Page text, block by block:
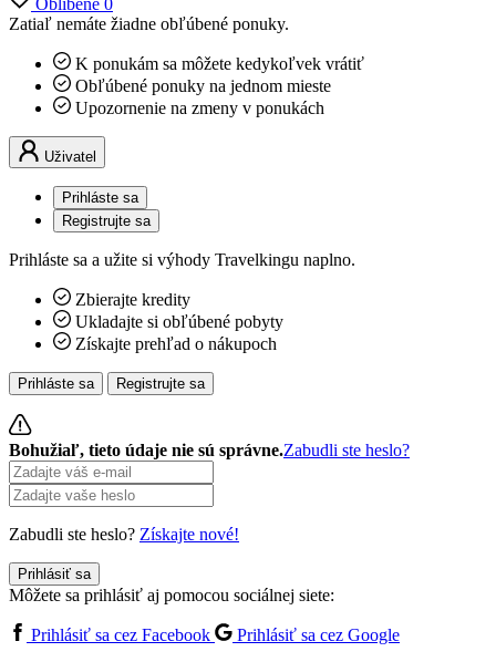
Oblíbené 0
Zatiaľ nemáte žiadne obľúbené ponuky.
K ponukám sa môžete kedykoľvek vrátiť
Obľúbené ponuky na jednom mieste
Upozornenie na zmeny v ponukách
Uživatel
Prihláste sa
Registrujte sa
Prihláste sa a užite si výhody Travelkingu naplno.
Zbierajte kredity
Ukladajte si obľúbené pobyty
Získajte prehľad o nákupoch
Prihláste sa Registrujte sa
Bohužiaľ, tieto údaje nie sú správne.Zabudli ste heslo?
Zabudli ste heslo? Získajte nové!
Prihlásiť sa
Môžete sa prihlásiť aj pomocou sociálnej siete:
Prihlásiť sa cez Facebook
Prihlásiť sa cez Google